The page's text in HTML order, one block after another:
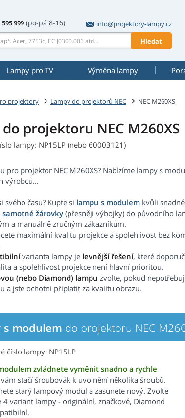
595 999 (po-pá 8-16)
info@projektory-lampy.cz
Hledat
Lampy pro TV Výměna lampy
projektory Lampy do projektorů NEC NEC M260XS
projektoru NEC M260XS
lampy: NP15LP (nebo 60003121)
pro projektor NEC M260XS? Nabízíme lampy s
výrobců...
svého času? Kupte si lampu s modulem kvůli
samotné žárovky (přesněji výbojky) do původního
a manuálně zručným zákazníkům.
maximální kvalitu projekce a spolehlivost bez
varianta lampy je levnější řešení, které
a spolehlivost projekce není hlavní prioritou.
(nebo Diamond) lampu zvolte, pokud
a jste ochotni připlatit za kvalitu obrazu.
s modulem do projektoru NEC
číslo lampy: NP15LP
zvládnete vyměnit snadno a rychle
stačí šroubovák k uvolnění několika šroubů.
starý lampový modul a zasunete nový. Zvolte
4 variant lampy - originální, značkové, Diamond